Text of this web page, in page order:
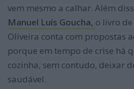
vem mesmo a calhar. Além
Manuel Luís Goucha, o livro
Oliveira conta com propostas
porque em tempo de crise há
cozinha, sem contudo, deixar
saudável.